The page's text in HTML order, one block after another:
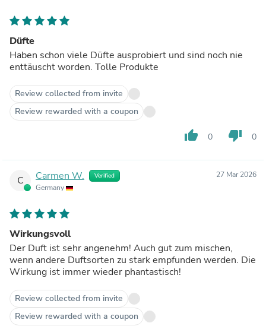
Düfte
Haben schon viele Düfte ausprobiert und sind noch nie
enttäuscht worden. Tolle Produkte
Review collected from invite
Review rewarded with a coupon
thumb_up 0 thumb_down 0
C Carmen W. Verified
Germany
27 Mar 2026
Wirkungsvoll
Der Duft ist sehr angenehm! Auch gut zum mischen,
wenn andere Duftsorten zu stark empfunden werden. Die
Wirkung ist immer wieder phantastisch!
Review collected from invite
Review rewarded with a coupon